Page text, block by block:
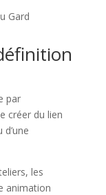
par
créer du lien
les
animation